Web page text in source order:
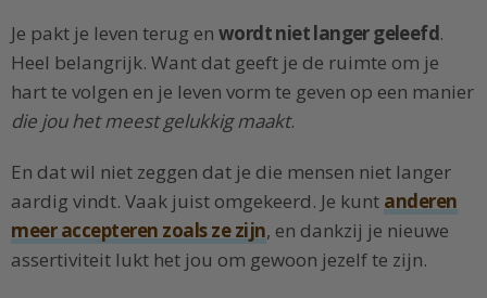
Je pakt je leven terug en wordt niet langer geleefd.
Heel belangrijk. Want dat geeft je de ruimte om je
hart te volgen en je leven vorm te geven op een manier
die jou het meest gelukkig maakt.
En dat wil niet zeggen dat je die mensen niet langer
aardig vindt. Vaak juist omgekeerd. Je kunt anderen
meer accepteren zoals ze zijn, en dankzij je nieuwe
assertiviteit lukt het jou om gewoon jezelf te zijn.